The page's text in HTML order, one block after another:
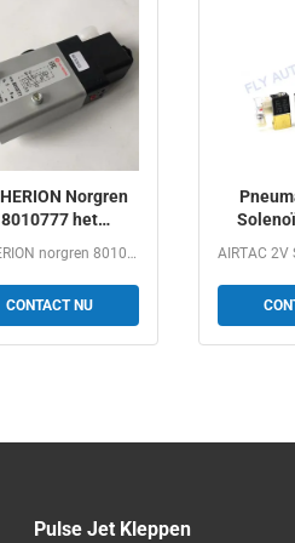
Norgren
8010777 het
DC24V 3/2
IMI HERION norgren 8010777 AC220V DC24V 3/2 5/2 Aluminium...
CONTACT NU
Pulse Jet Kleppen